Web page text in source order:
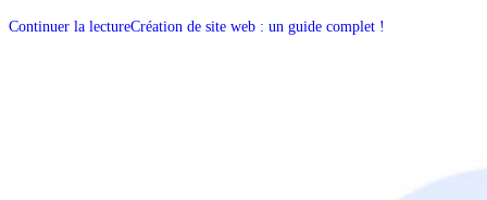
Continuer la lectureCréation de site web : un guide complet !